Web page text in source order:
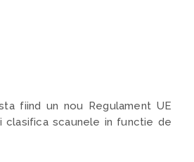
fiind un nou Regulament UE
clasifica scaunele in functie de